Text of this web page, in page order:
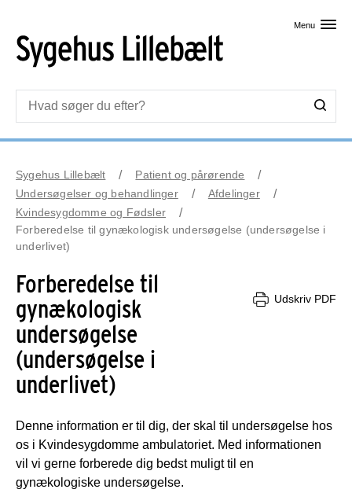
Menu
Sygehus Lillebælt
Patient og pårørende
Undersøgelser og behandlinger
Afdelinger
Kvindesygdomme og Fødsler
Forberedelse til gynækologisk undersøgelse (undersøgelse i
underlivet)
Forberedelse til
gynækologisk
undersøgelse
(undersøgelse i
underlivet)
Udskriv PDF
Denne information er til dig, der skal til undersøgelse hos
os i Kvindesygdomme ambulatoriet. Med informationen
vil vi gerne forberede dig bedst muligt til en
gynækologiske undersøgelse.